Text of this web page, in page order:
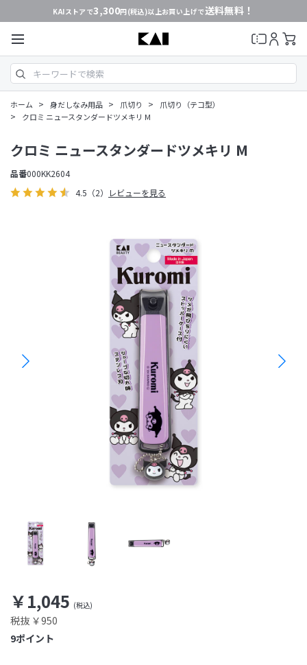
KAIストアで3,300円(税込)以上お買い上げで送料無料！
ホーム > 身だしなみ用品 > 爪切り > 爪切り（テコ型）
> クロミ ニュースタンダードツメキリ M
4.5 （2） レビューを見る
クロミ ニュースタンダードツメキリ M
￥1,045
税抜 ￥950
品番000KK2604
ポイント
9